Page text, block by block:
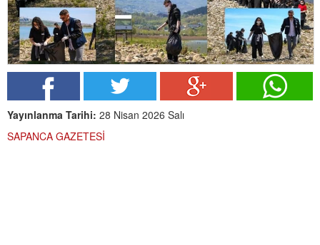
Yayınlanma Tarihi: 28 Nisan 2026 Salı
SAPANCA GAZETESİ